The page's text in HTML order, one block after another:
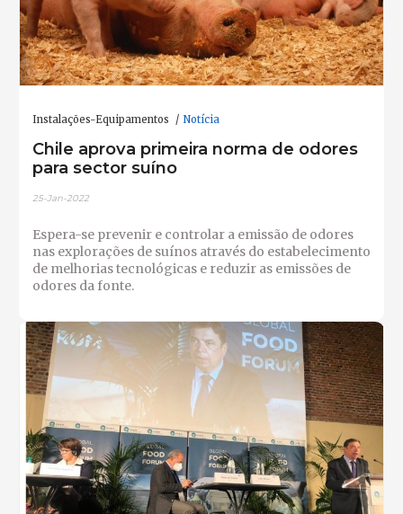
Instalações-Equipamentos Notícia
Chile aprova primeira norma de odores
para sector suíno
25-Jan-2022
Espera-se prevenir e controlar a emissão de odores
nas explorações de suínos através do estabelecimento
de melhorias tecnológicas e reduzir as emissões de
odores da fonte.